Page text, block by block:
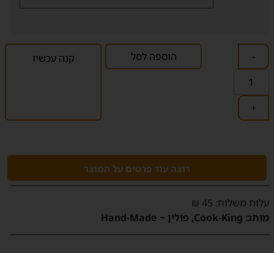
-
+
הוספה לסל קנה עכשיו
רוצה עוד פרטים על המוצר
‫עלות משלוח‬: 45 ₪
מותג: Cook-King, פולין ~ Hand-Made